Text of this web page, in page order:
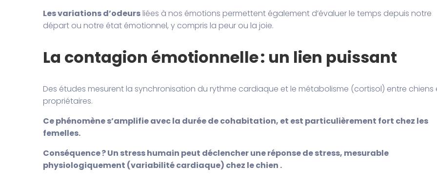
Les variations d’odeursliées à nos émotions permettent également d’évaluer le temps depuis notre
départ ou notre état émotionnel, y compris la peur ou la joie.
La contagion émotionnelle : un lien puissant
Des études mesurent la synchronisation du rythme cardiaque et le métabolisme (cortisol) entre chiens
propriétaires.
Ce phénomène s’amplifie avec la durée de cohabitation, et est particulièrement fort chez les
femelles.
Conséquence ? Un stress humain peut déclencher une réponse de stress, mesurable
physiologiquement (variabilité cardiaque) chez le chien .